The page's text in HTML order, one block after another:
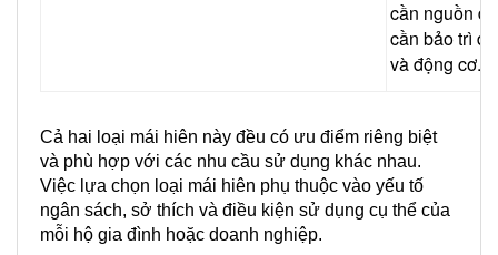
cần nguồn
cần bảo trì
và động cơ.
Cả hai loại mái hiên này đều có ưu điểm riêng biệt
và phù hợp với các nhu cầu sử dụng khác nhau.
Việc lựa chọn loại mái hiên phụ thuộc vào yếu tố
ngân sách, sở thích và điều kiện sử dụng cụ thể của
mỗi hộ gia đình hoặc doanh nghiệp.